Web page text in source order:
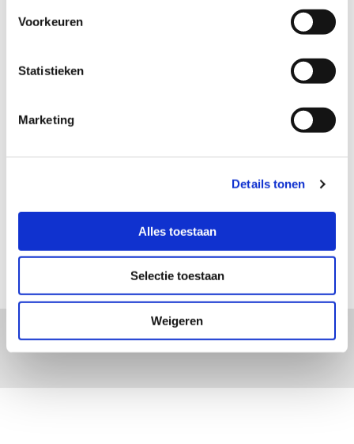
Voorkeuren
Statistieken
Marketing
Details tonen
Alles toestaan
Selectie toestaan
Weigeren